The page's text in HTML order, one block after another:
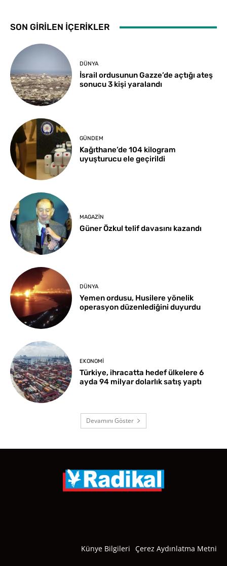
SON GİRİLEN İÇERİKLER
DÜNYA
İsrail ordusunun Gazze’de açtığı ateş
sonucu 3 kişi yaralandı
GÜNDEM
Kağıthane’de 104 kilogram
uyuşturucu ele geçirildi
MAGAZIN
Güner Özkul telif davasını kazandı
DÜNYA
Yemen ordusu, Husilere yönelik
operasyon düzenlediğini duyurdu
EKONOMI
Türkiye, ihracatta hedef ülkelere 6
ayda 94 milyar dolarlık satış yaptı
Devamını Göster
Künye Bilgileri Çerez Aydınlatma Metni